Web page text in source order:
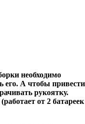
необходимо
его. А чтобы привести
рукоятку.
от 2 батареек